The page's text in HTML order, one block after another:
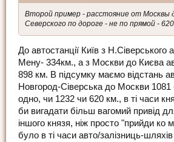
Второй пример - расстояние от Москвы
Северского по дороге - не по прямой - 620
До автостанції Київ з
Мену- 334км., а з Москви до Києва
898 км. В підсумку маємо відстань
Новгород-Сіверська до Москви
одно, чи 1232 чи 620 км., в ті часи
би вигадати більш вагомий привід
іншого князя, ніж просто "прийди ко
було в ті часи авто/залізниць-